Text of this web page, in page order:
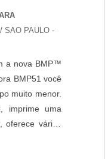
/ SAO PAULO -
a nova BMP™
BMP51 você
muito menor.
imprime uma
vários
contar com
wireless e